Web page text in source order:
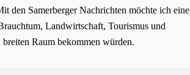
den Samerberger Nachrichten möchte ich eine
Landwirtschaft, Tourismus und
Raum bekommen würden.